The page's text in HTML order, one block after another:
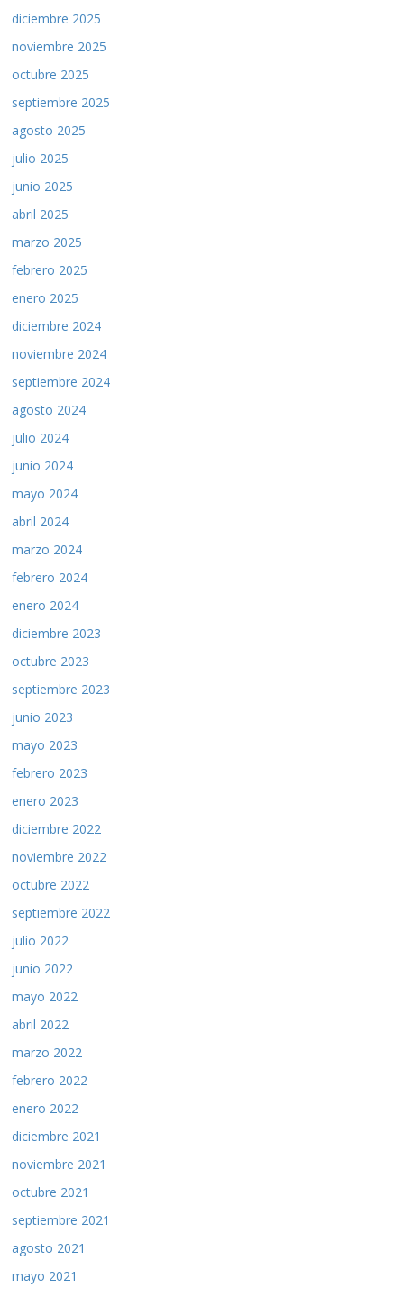
diciembre 2025
noviembre 2025
octubre 2025
septiembre 2025
agosto 2025
julio 2025
junio 2025
abril 2025
marzo 2025
febrero 2025
enero 2025
diciembre 2024
noviembre 2024
septiembre 2024
agosto 2024
julio 2024
junio 2024
mayo 2024
abril 2024
marzo 2024
febrero 2024
enero 2024
diciembre 2023
octubre 2023
septiembre 2023
junio 2023
mayo 2023
febrero 2023
enero 2023
diciembre 2022
noviembre 2022
octubre 2022
septiembre 2022
julio 2022
junio 2022
mayo 2022
abril 2022
marzo 2022
febrero 2022
enero 2022
diciembre 2021
noviembre 2021
octubre 2021
septiembre 2021
agosto 2021
mayo 2021